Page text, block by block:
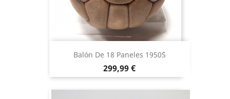
Balón De 18 Paneles 1950´s
Precio
299,99 €